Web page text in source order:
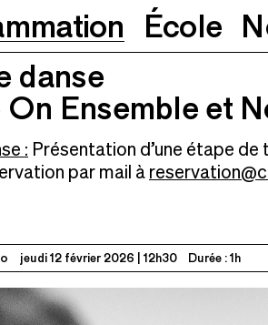
École
danse
On Ensemble et
: Présentation d’une étape de
par mail à
jeudi 12 février 2026 12h30 Durée : 1h